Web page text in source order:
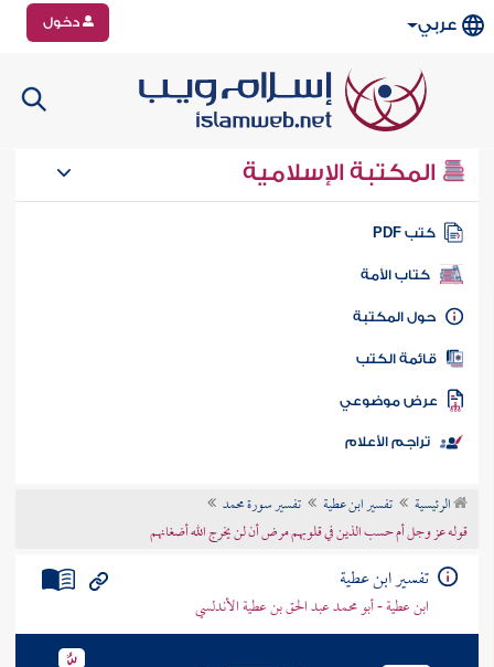
عربي دخول
المكتبة الإسلامية
كتب PDF
كتاب الأمة
المكتبة
الكتب
موضوعي
تراجم الأعلام
الرئيسية تفسير ابن عطية
تفسير سورة محمد
قوله عز وجل أم حسب الذين في قلوبهم مرض أن لن يخرج الله أضغانهم
تفسير ابن عطية
ابن عطية - أبو محمد عبد الحق بن عطية الأندلسي